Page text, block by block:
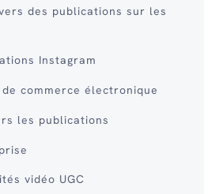
des publications sur les
Instagram
commerce électronique
les publications
vidéo UGC